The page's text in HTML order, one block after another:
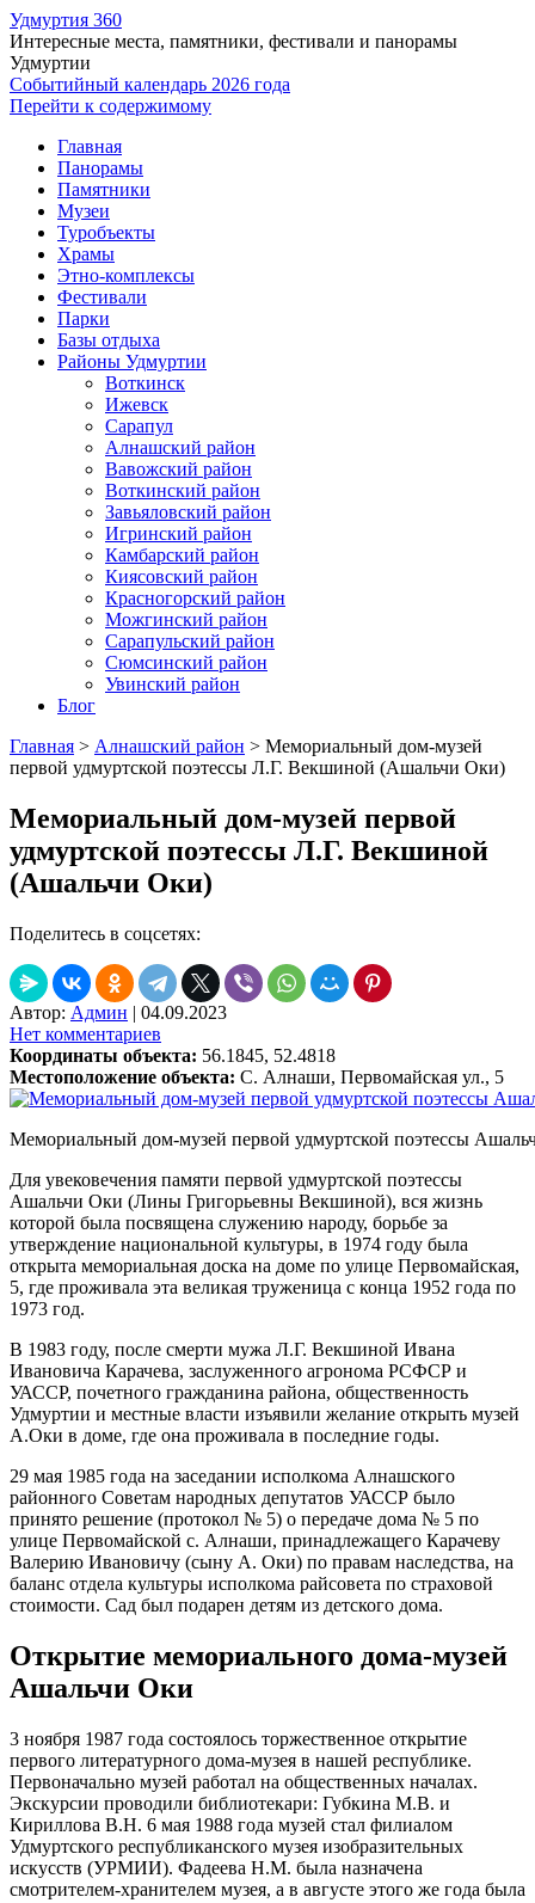
Удмуртия 360
Интересные места, памятники, фестивали и панорамы
Удмуртии
Событийный календарь 2026 года
Перейти к содержимому
Главная
Панорамы
Памятники
Музеи
Туробъекты
Храмы
Этно-комплексы
Фестивали
Парки
Базы отдыха
Районы Удмуртии
Воткинск
Ижевск
Сарапул
Алнашский район
Вавожский район
Воткинский район
Завьяловский район
Игринский район
Камбарский район
Киясовский район
Красногорский район
Можгинский район
Сарапульский район
Сюмсинский район
Увинский район
Блог
Главная > Алнашский район > Мемориальный дом-музей
первой удмуртской поэтессы Л.Г. Векшиной (Ашальчи Оки)
Мемориальный дом-музей первой
удмуртской поэтессы Л.Г. Векшиной
(Ашальчи Оки)
Поделитесь в соцсетях:
Автор: Админ | 04.09.2023
Нет комментариев
Координаты объекта: 56.1845, 52.4818
Местоположение объекта: С. Алнаши, Первомайская ул., 5
Мемориальный дом-музей первой удмуртской поэтессы
Для увековечения памяти первой удмуртской поэтессы
Ашальчи Оки (Лины Григорьевны Векшиной), вся жизнь
которой была посвящена служению народу, борьбе за
утверждение национальной культуры, в 1974 году была
открыта мемориальная доска на доме по улице Первомайская,
5, где проживала эта великая труженица с конца 1952 года по
1973 год.
В 1983 году, после смерти мужа Л.Г. Векшиной Ивана
Ивановича Карачева, заслуженного агронома РСФСР и
УАССР, почетного гражданина района, общественность
Удмуртии и местные власти изъявили желание открыть музей
А.Оки в доме, где она проживала в последние годы.
29 мая 1985 года на заседании исполкома Алнашского
районного Советам народных депутатов УАССР было
принято решение (протокол № 5) о передаче дома № 5 по
улице Первомайской с. Алнаши, принадлежащего Карачеву
Валерию Ивановичу (сыну А. Оки) по правам наследства, на
баланс отдела культуры исполкома райсовета по страховой
стоимости. Сад был подарен детям из детского дома.
Открытие мемориального дома-музей
Ашальчи Оки
3 ноября 1987 года состоялось торжественное открытие
первого литературного дома-музея в нашей республике.
Первоначально музей работал на общественных началах.
Экскурсии проводили библиотекари: Губкина М.В. и
Кириллова В.Н. 6 мая 1988 года музей стал филиалом
Удмуртского республиканского музея изобразительных
искусств (УРМИИ). Фадеева Н.М. была назначена
смотрителем-хранителем музея, а в августе этого же года была